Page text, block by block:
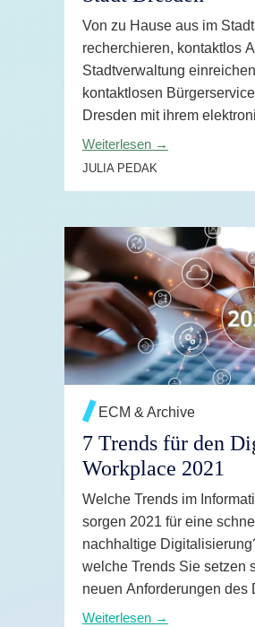
Von zu Hause aus im
recherchieren, kontaktlos
Stadtverwaltung
kontaktlosen
Dresden mit ihrem
anbieten – und der Pflicht
Langzeitarchivierung
Weiterlesen →
JULIA PEDAK
ECM & Archive
7 Trends für den
Workplace 2021
Welche Trends im
sorgen 2021 für eine
nachhaltige
welche Trends Sie setzen
neuen Anforderungen des
zu begegnen und sich von
Weiterlesen →